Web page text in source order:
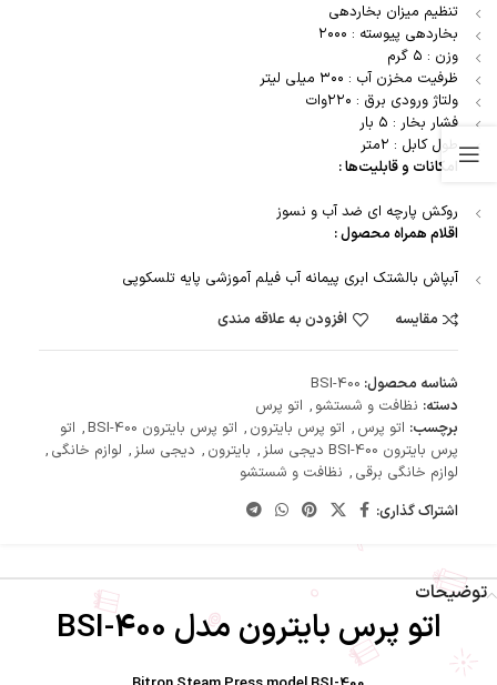
تنظیم میزان بخاردهی
بخاردهی پیوسته : ۲۰۰۰
وزن : ۵ گرم
ظرفیت مخزن آب : ۳۰۰ میلی لیتر
ولتاژ ورودی برق : ۲۲۰وات
فشار بخار : ۵ بار
طول کابل : ۲متر
امکانات و قابلیت‌ها :
روکش پارچه ای ضد آب و نسوز
اقلام همراه محصول :
آبپاش بالشتک ابری پیمانه آب فیلم آموزشی پایه تلسکوپی
مقایسه
افزودن به علاقه مندی
شناسه محصول: BSI-400
دسته: نظافت و شستشو , اتو پرس
برچسب: اتو پرس , اتو پرس بایترون , اتو پرس بایترون BSI-400 , اتو
پرس بایترون BSI-400 دیجی سلز
, بایترون , دیجی سلز, لوازم خانگی ,
لوازم خانگی برقی , نظافت و شستشو
اشتراک گذاری:
توضیحات
اتو پرس بایترون مدل BSI-400